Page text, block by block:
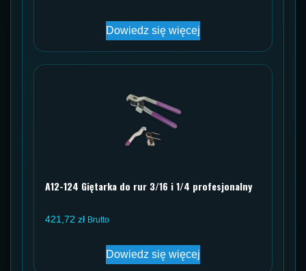
Dowiedz się więcej
A12-124 Giętarka do rur 3/16 i 1/4 profesjonalny
421,72 zł Brutto
Dowiedz się więcej